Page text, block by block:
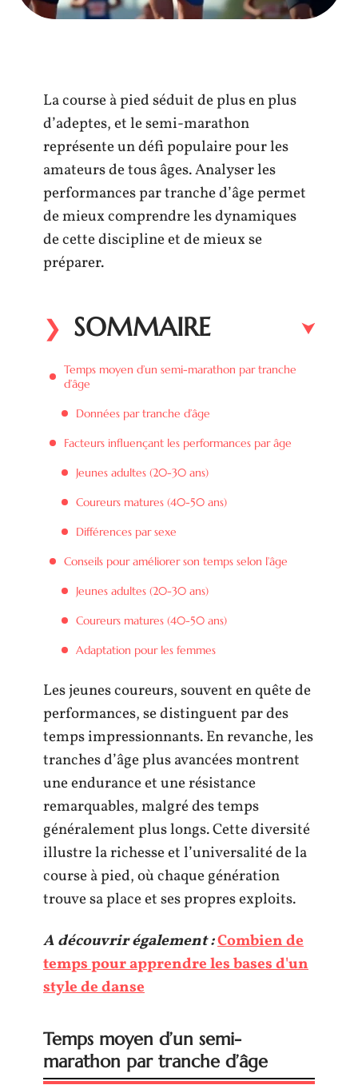
La course à pied séduit de plus en plus
d’adeptes, et le semi-marathon
représente un défi populaire pour les
amateurs de tous âges. Analyser les
performances par tranche d’âge permet
de mieux comprendre les dynamiques
de cette discipline et de mieux se
préparer.
SOMMAIRE
Temps moyen d’un semi-marathon par tranche
d’âge
Données par tranche d’âge
Facteurs influençant les performances par âge
Jeunes adultes (20-30 ans)
Coureurs matures (40-50 ans)
Différences par sexe
Conseils pour améliorer son temps selon l’âge
Jeunes adultes (20-30 ans)
Coureurs matures (40-50 ans)
Adaptation pour les femmes
Les jeunes coureurs, souvent en quête de
performances, se distinguent par des
temps impressionnants. En revanche, les
tranches d’âge plus avancées montrent
une endurance et une résistance
remarquables, malgré des temps
généralement plus longs. Cette diversité
illustre la richesse et l’universalité de la
course à pied, où chaque génération
trouve sa place et ses propres exploits.
A découvrir également :Combien de
temps pour apprendre les bases d'un
style de danse
Temps moyen d’un semi-
marathon par tranche d’âge